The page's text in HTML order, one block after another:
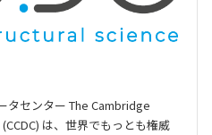
タセンター The Cambridge
は、世界でもっとも権威